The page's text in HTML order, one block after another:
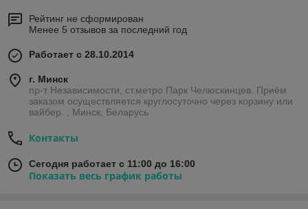
Рейтинг не сформирован
Менее 5 отзывов за последний год
Работает с 28.10.2014
г. Минск
пр-т Независимости, ст.метро Парк Челюскинцев. Приём
заказом осуществляется круглосуточно через корзину или
вайбер. , Минск, Беларусь
Контакты
Сегодня работает с 11:00 до 16:00
Показать весь график работы